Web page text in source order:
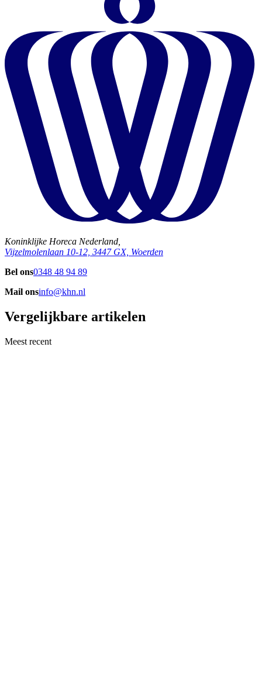
Koninklijke Horeca Nederland,
Vijzelmolenlaan 10-12, 3447 GX, Woerden
Bel ons0348 48 94 89
Mail onsinfo@khn.nl
Vergelijkbare artikelen
Meest recent